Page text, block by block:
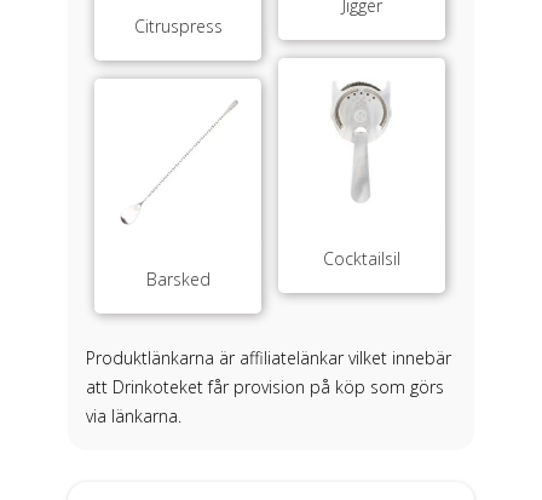
Jigger
Citruspress
Cocktailsil
Barsked
Produktlänkarna är affiliatelänkar vilket innebär
att Drinkoteket får provision på köp som görs
via länkarna.